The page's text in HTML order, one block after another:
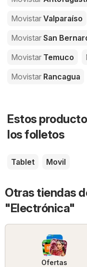
Movistar Valparaíso
Movistar San
Movistar Temuco
Movistar Rancagua
Estos
los folletos
Tablet Movil
Otras tiendas
"Electrónica"
Ofertas